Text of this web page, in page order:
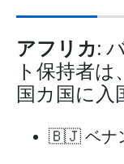
アフリカ:
ト保持者
国カ国に入
🇧🇯 ベナ